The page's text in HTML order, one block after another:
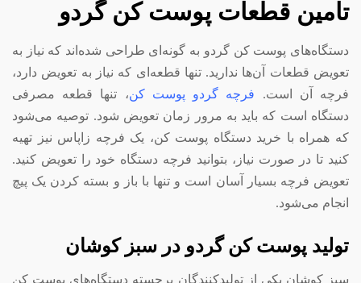
تامین قطعات پوست کن گردو
دستگاه‌های پوست کن گردو به گونه‌ای طراحی شده‌اند که نیاز به
تعویض قطعات آن‌ها ندارید. تنها قطعه‌ای که نیاز به تعویض دارد،
فرچه آن است. فرچه گردو پوست کن، تنها قطعه مصرفی
دستگاه است که باید به مرور زمان تعویض شود. توصیه می‌شود
که همراه با خرید دستگاه پوست کن، یک فرچه زاپاس نیز تهیه
کنید تا در صورت نیاز، بتوانید فرچه دستگاه خود را تعویض کنید.
تعویض فرچه بسیار آسان است و تنها با باز و بسته کردن یک پیچ
انجام می‌شود.
تولید پوست کن گردو در سبز کوشان
سبز کوشان یکی از تولیدکنندگان برجسته دستگاه‌های پوست کن